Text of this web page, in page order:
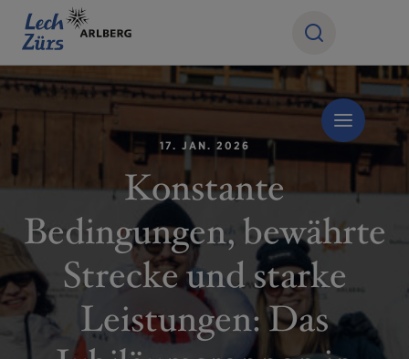
17. JAN. 2026
Konstante
Bedingungen, bewährte
Strecke und starke
Leistungen: Das